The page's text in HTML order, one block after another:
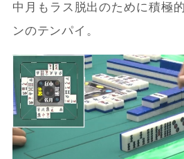
中月もラス脱出のために積極
ンのテンパイ。